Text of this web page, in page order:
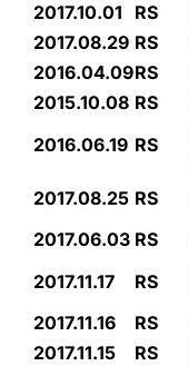
2017.10.01 RS
2017.08.29 RS
2016.04.09RS
2015.10.08 RS
2016.06.19 RS
2017.08.25 RS
2017.06.03 RS
2017.11.17
RS
2017.11.16
RS
2017.11.15
RS